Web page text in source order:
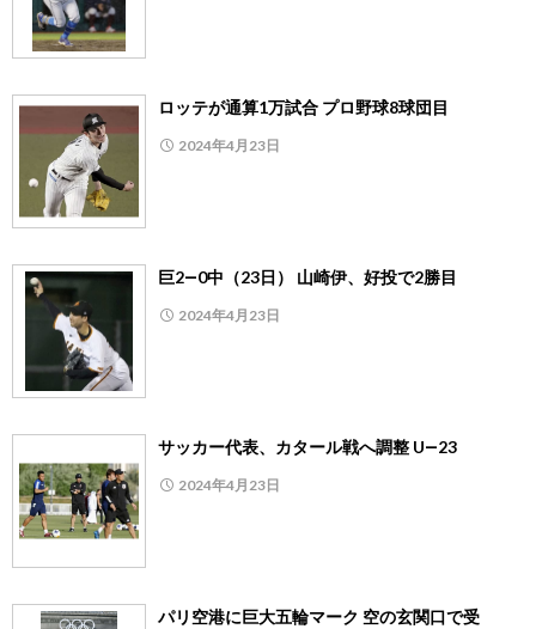
ロッテが通算1万試合 プロ野球8球団目
2024年4月23日
巨2―0中（23日） 山崎伊、好投で2勝目
2024年4月23日
サッカー代表、カタール戦へ調整 U―23
2024年4月23日
パリ空港に巨大五輪マーク 空の玄関口で受